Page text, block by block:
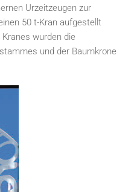
Urzeitzeugen zur
50 t-Kran aufgestellt
wurden die
und der Baumkrone